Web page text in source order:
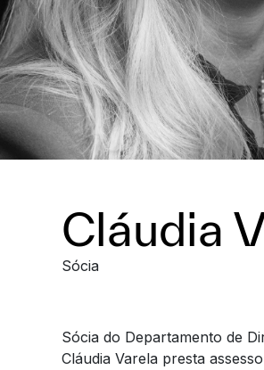
Cláudia
Sócia
Sócia do Departamento de
Cláudia Varela presta